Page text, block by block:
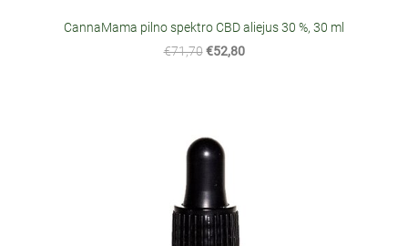
CannaMama pilno spektro CBD aliejus 30 %, 30 ml
€71,70 €52,80